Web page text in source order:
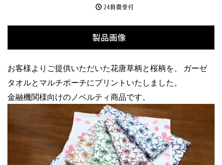
24時間受付
製品画像
お客様よりご提供いただいた花唐草柄と桜柄を、
ガーゼ
タオルとマルチポーチにプリントいたしました。
金融機関様向けのノベルティ商品です。